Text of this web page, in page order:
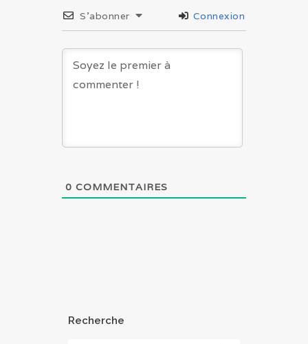
S’abonner Connexion
0 COMMENTAIRES
Recherche